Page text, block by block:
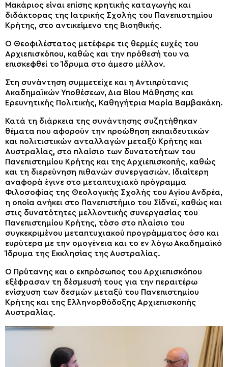
Μακάριος είναι επίσης κρητικής καταγωγής και
διδάκτορας της Ιατρικής Σχολής του Πανεπιστημίου
Κρήτης, στο αντικείμενο της Βιοηθικής.
Ο Θεοφιλέστατος μετέφερε τις θερμές ευχές του
Αρχιεπισκόπου, καθώς και την πρόθεσή του να
επισκεφθεί το Ίδρυμα στο άμεσο μέλλον.
Στη συνάντηση συμμετείχε και η Αντιπρύτανις
Ακαδημαϊκών Υποθέσεων, Δια Βίου Μάθησης και
Ερευνητικής Πολιτικής, Καθηγήτρια Μαρία Βαμβακάκη.
Κατά τη διάρκεια της συνάντησης συζητήθηκαν
θέματα που αφορούν την προώθηση εκπαιδευτικών
και πολιτιστικών ανταλλαγών μεταξύ Κρήτης και
Αυστραλίας, στο πλαίσιο των δυνατοτήτων του
Πανεπιστημίου Κρήτης και της Αρχιεπισκοπής, καθώς
και τη διερεύνηση πιθανών συνεργασιών. Ιδιαίτερη
αναφορά έγινε στο μεταπτυχιακό πρόγραμμα
Φιλοσοφίας της Θεολογικής Σχολής του Αγίου Ανδρέα,
η οποία ανήκει στο Πανεπιστήμιο του Σίδνεϊ, καθώς και
στις δυνατότητες μελλοντικής συνεργασίας του
Πανεπιστημίου Κρήτης, τόσο στο πλαίσιο του
συγκεκριμένου μεταπτυχιακού προγράμματος όσο και
ευρύτερα με την ομογένεια και το εν λόγω Ακαδημαϊκό
Ίδρυμα της Εκκλησίας της Αυστραλίας.
Ο Πρύτανης και ο εκπρόσωπος του Αρχιεπισκόπου
εξέφρασαν τη δέσμευσή τους για την περαιτέρω
ενίσχυση των δεσμών μεταξύ του Πανεπιστημίου
Κρήτης και της Ελληνορθόδοξης Αρχιεπισκοπής
Αυστραλίας.